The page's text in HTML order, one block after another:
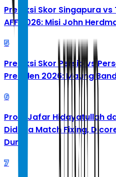
Prediksi Skor Singapura
AFF 2026: Misi John
5
Prediksi Skor Persib vs
Presiden 2026: Maung
6
Profil Jafar Hidayatullah
Diduga Match Fixing,
Dunia
7